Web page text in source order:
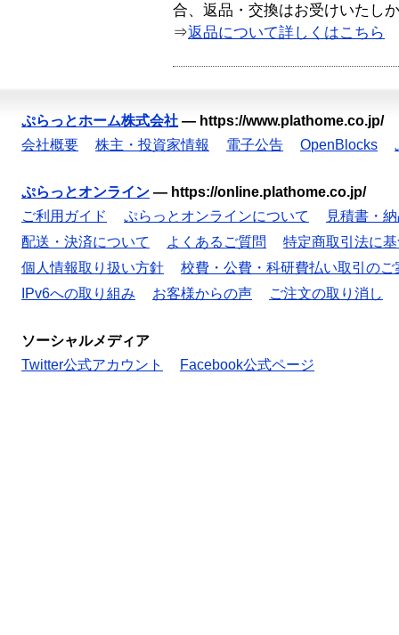
合、返品・交換はお受けいたし
⇒返品について詳しくはこちら
ぷらっとホーム株式会社 — https://www.plathome.co.jp/
会社概要
株主・投資家情報 電子公告 OpenBlocks
ぷらっとオンライン — https://online.plathome.co.jp/
ご利用ガイド
ぷらっとオンラインについて
見積書・
配送・決済について
よくあるご質問
特定商取引法に
個人情報取り扱い方針
校費・公費・科研費払い取引のご
IPv6への取り組み
お客様からの声 ご注文の取り消し
ソーシャルメディア
Twitter公式アカウント
Facebook公式ページ